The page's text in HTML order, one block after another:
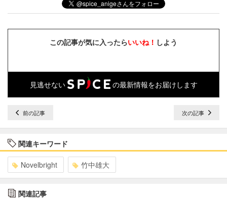
この記事が気に入ったらいいね！ しよう
見逃せない の最新情報をお届けします
前の記事 次の記事
関連キーワード
Novelbright 竹中雄大
関連記事